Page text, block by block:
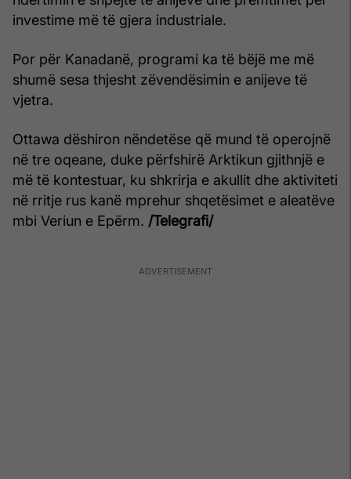
investime më të gjera industriale.
Por për Kanadanë, programi ka të bëjë me më
shumë sesa thjesht zëvendësimin e anijeve të
vjetra.
Ottawa dëshiron nëndetëse që mund të operojnë
në tre oqeane, duke përfshirë Arktikun gjithnjë e
më të kontestuar, ku shkrirja e akullit dhe aktiviteti
në rritje rus kanë mprehur shqetësimet e aleatëve
mbi Veriun e Epërm. /Telegrafi/